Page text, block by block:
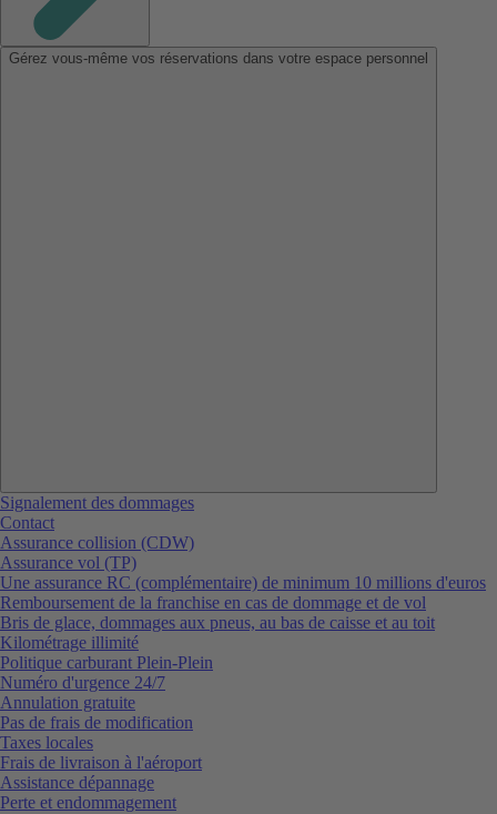
Gérez vous-même vos réservations dans votre espace personnel
Signalement des dommages
Contact
Assurance collision (CDW)
Assurance vol (TP)
Une assurance RC (complémentaire) de minimum 10 millions d'euros
Remboursement de la franchise en cas de dommage et de vol
Bris de glace, dommages aux pneus, au bas de caisse et au toit
Kilométrage illimité
Politique carburant Plein-Plein
Numéro d'urgence 24/7
Annulation gratuite
Pas de frais de modification
Taxes locales
Frais de livraison à l'aéroport
Assistance dépannage
Perte et endommagement